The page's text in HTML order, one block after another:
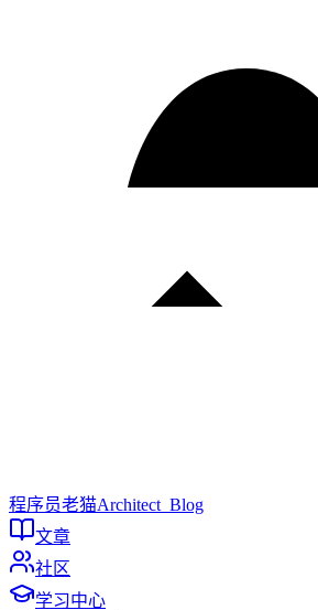
程序员老猫Architect_Blog
文章
社区
学习中心